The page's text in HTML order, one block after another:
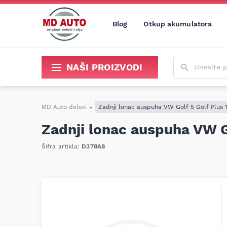
Blog Otkup akumulatora
NAŠI PROIZVODI
MD Auto delovi » Zadnji lonac auspuha VW Golf 5 Golf Plus
Zadnji lonac auspuha VW
Šifra artikla: D378A8